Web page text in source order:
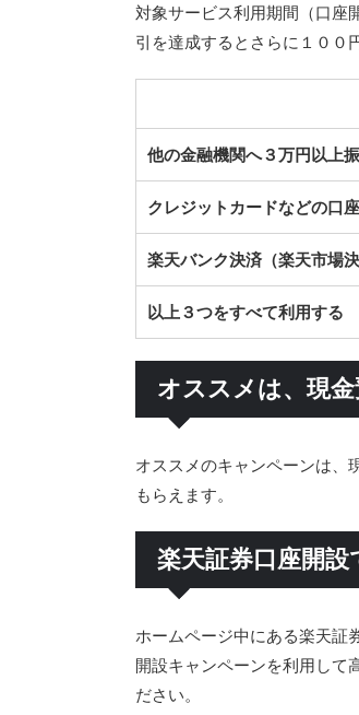
対象サービス利用期間（口座
引を達成するとさらに１００
他の金融機関へ３万円以上
クレジットカードなどの口
楽天バンク決済（楽天市場決
以上３つをすべて利用する
オススメは、現
オススメのキャンペーンは、
もらえます。
楽天証券口座開
ホームページ中にある楽天証
開設キャンペーンを利用して
ださい。